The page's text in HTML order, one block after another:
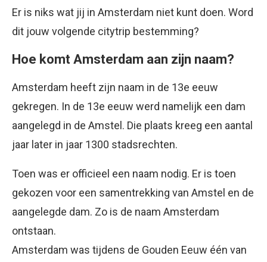
Er is niks wat jij in Amsterdam niet kunt doen. Word
dit jouw volgende citytrip bestemming?
Hoe komt Amsterdam aan zijn naam?
Amsterdam heeft zijn naam in de 13e eeuw
gekregen. In de 13e eeuw werd namelijk een dam
aangelegd in de Amstel. Die plaats kreeg een aantal
jaar later in jaar 1300 stadsrechten.
Toen was er officieel een naam nodig. Er is toen
gekozen voor een samentrekking van Amstel en de
aangelegde dam. Zo is de naam Amsterdam
ontstaan.
Amsterdam was tijdens de Gouden Eeuw één van